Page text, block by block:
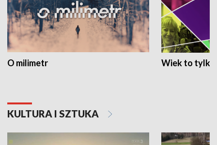
O milimetr Wiek to tylko
KULTURA I SZTUKA